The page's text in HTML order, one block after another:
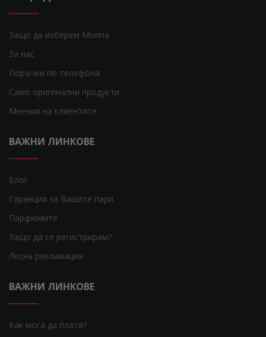
Защо да изберем Monna
За нас
Поръчки по телефона
Само оригинални продукти
Мнения на клиентите
ВАЖНИ ЛИНКОВЕ
Блог
Гаранция за Вашите пари
Парфюмите
Защо да се регистрирам?
Лесна рекламация
ВАЖНИ ЛИНКОВЕ
Как мога да платя?